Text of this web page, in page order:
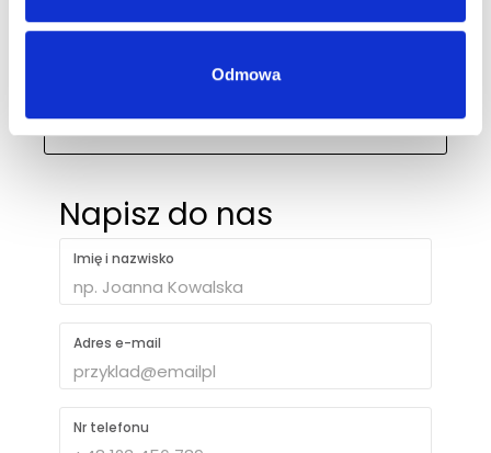
Odmowa
+48 694 403 787
Napisz do nas
Imię i nazwisko
Adres e-mail
Nr telefonu